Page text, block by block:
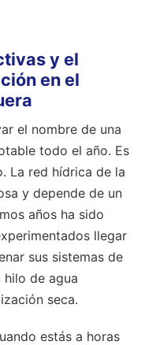
y el
en el
el nombre de una
todo el año. Es
La red hídrica de la
y depende de un
años ha sido
llegar
sus sistemas de
de agua
seca.
estás a horas